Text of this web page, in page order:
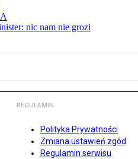
nic nam nie grozi
REGULAMIN
Polityka Prywatności
Zmiana ustawień zgód
Regulamin serwisu